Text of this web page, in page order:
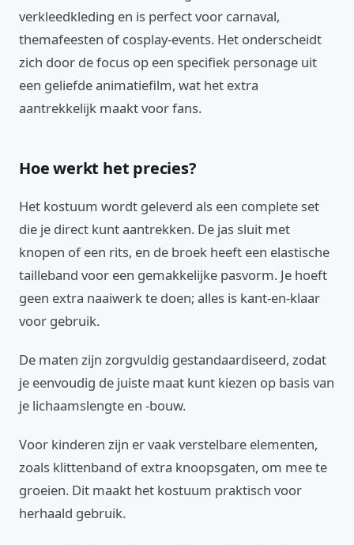
verkleedkleding en is perfect voor carnaval,
themafeesten of cosplay-events. Het onderscheidt
zich door de focus op een specifiek personage uit
een geliefde animatiefilm, wat het extra
aantrekkelijk maakt voor fans.
Hoe werkt het precies?
Het kostuum wordt geleverd als een complete set
die je direct kunt aantrekken. De jas sluit met
knopen of een rits, en de broek heeft een elastische
tailleband voor een gemakkelijke pasvorm. Je hoeft
geen extra naaiwerk te doen; alles is kant-en-klaar
voor gebruik.
De maten zijn zorgvuldig gestandaardiseerd, zodat
je eenvoudig de juiste maat kunt kiezen op basis van
je lichaamslengte en -bouw.
Voor kinderen zijn er vaak verstelbare elementen,
zoals klittenband of extra knoopsgaten, om mee te
groeien. Dit maakt het kostuum praktisch voor
herhaald gebruik.